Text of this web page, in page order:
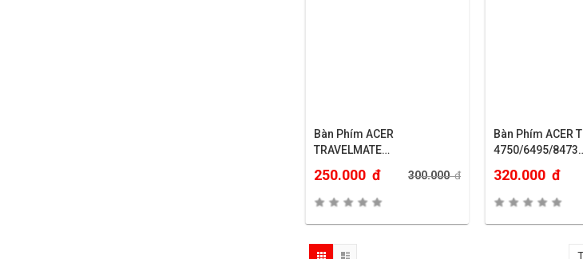
Bàn Phím ACER
TRAVELMATE
250.000 đ 300.000đ
Bàn Phím ACER
4750/6495/
320.000 đ